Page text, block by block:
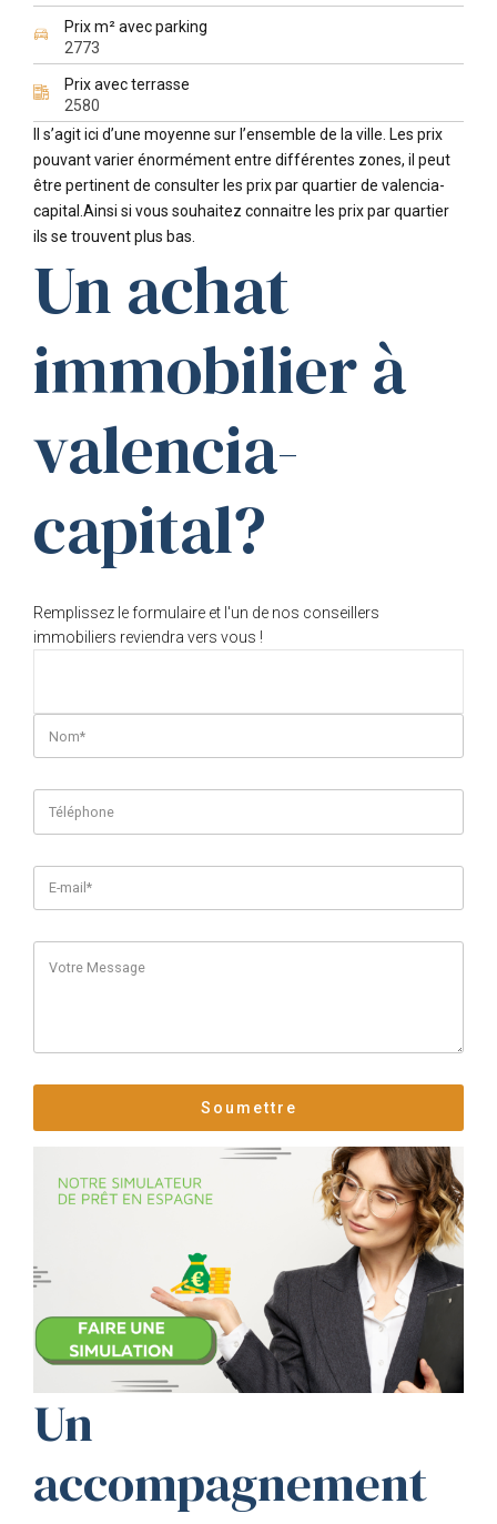
Prix m² avec parking
2773
Prix avec terrasse
2580
Il s’agit ici d’une moyenne sur l’ensemble de la ville. Les prix
pouvant varier énormément entre différentes zones, il peut
être pertinent de consulter les prix par quartier de valencia-
capital.Ainsi si vous souhaitez connaitre les prix par quartier
ils se trouvent plus bas.
Un achat
immobilier à
valencia-
capital?
Remplissez le formulaire et l'un de nos conseillers
immobiliers reviendra vers vous !
Un
accompagnement